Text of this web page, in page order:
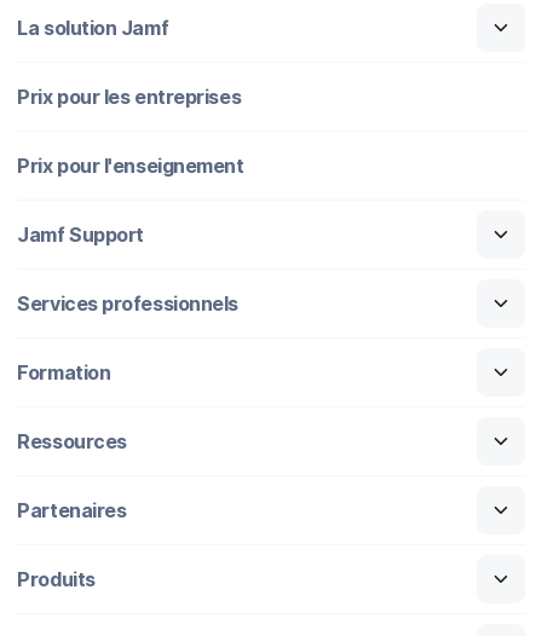
La solution Jamf
Prix pour les entreprises
Prix pour l'enseignement
Jamf Support
Services professionnels
Formation
Ressources
Partenaires
Produits